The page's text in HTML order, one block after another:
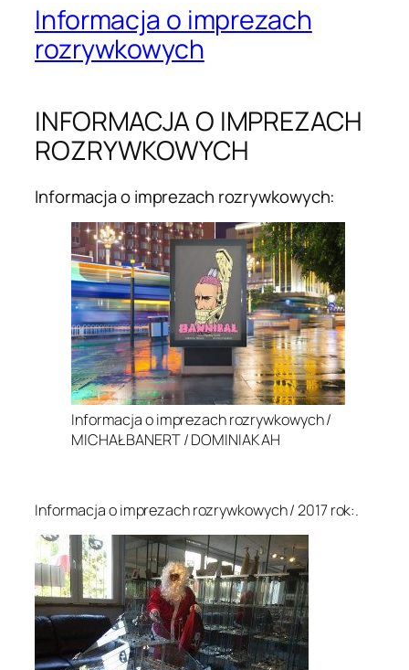
Informacja o imprezach
rozrywkowych
INFORMACJA O IMPREZACH
ROZRYWKOWYCH
Informacja o imprezach rozrywkowych:
Informacja o imprezach rozrywkowych /
MICHAŁ BANERT / DOMINIAK AH
Informacja o imprezach rozrywkowych / 2017 rok:.